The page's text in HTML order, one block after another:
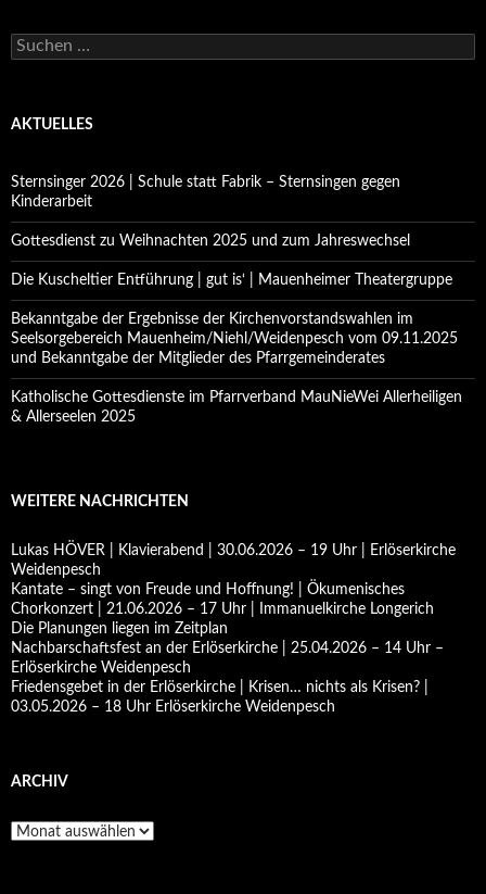
Suchen
nach:
AKTUELLES
Sternsinger 2026 | Schule statt Fabrik – Sternsingen gegen
Kinderarbeit
Gottesdienst zu Weihnachten 2025 und zum Jahreswechsel
Die Kuscheltier Entführung | gut is‘ | Mauenheimer Theatergruppe
Bekanntgabe der Ergebnisse der Kirchenvorstandswahlen im
Seelsorgebereich Mauenheim/Niehl/Weidenpesch vom 09.11.2025
und Bekanntgabe der Mitglieder des Pfarrgemeinderates
Katholische Gottesdienste im Pfarrverband MauNieWei Allerheiligen
& Allerseelen 2025
WEITERE NACHRICHTEN
Lukas HÖVER | Klavierabend | 30.06.2026 – 19 Uhr | Erlöserkirche
Weidenpesch
Kantate – singt von Freude und Hoffnung! | Ökumenisches
Chorkonzert | 21.06.2026 – 17 Uhr | Immanuelkirche Longerich
Die Planungen liegen im Zeitplan
Nachbarschaftsfest an der Erlöserkirche | 25.04.2026 – 14 Uhr –
Erlöserkirche Weidenpesch
Friedensgebet in der Erlöserkirche | Krisen… nichts als Krisen? |
03.05.2026 – 18 Uhr Erlöserkirche Weidenpesch
ARCHIV
Archiv